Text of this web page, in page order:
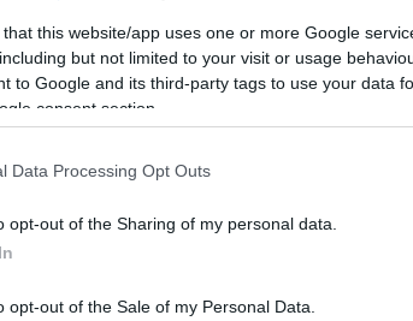
that this website/app uses one or more Google
but not limited to your visit or usage
to Google and its third-party tags to use your data
consent section.
Data Processing Opt Outs
opt-out of the Sharing of my personal data.
opt-out of the Sale of my Personal Data.
Mark Zuckerberg, a közösségi
irányító alelnökkel,
alelnökkel és Neil Potts